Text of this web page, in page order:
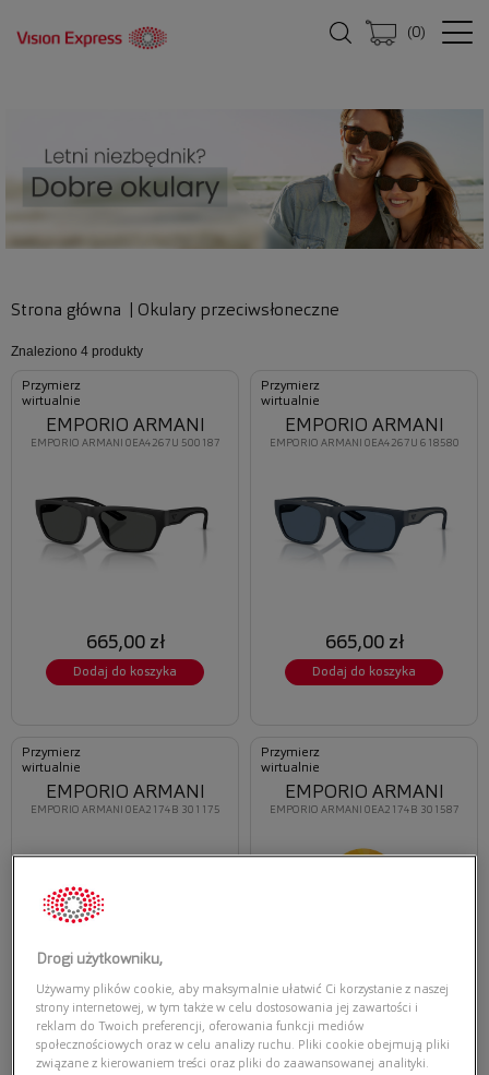
(0)
Strona główna Okulary przeciwsłoneczne
Znaleziono 4 produkty
Przymierz
wirtualnie
EMPORIO ARMANI 0EA4267U 500187
EMPORIO ARMANI
665,00 zł
Dodaj do koszyka
Przymierz
wirtualnie
EMPORIO ARMANI 0EA4267U 618580
EMPORIO ARMANI
665,00 zł
Dodaj do koszyka
Przymierz
wirtualnie
EMPORIO ARMANI 0EA2174B 301175
EMPORIO ARMANI
719,00 zł
Dodaj do koszyka
Przymierz
wirtualnie
EMPORIO ARMANI 0EA2174B 301587
EMPORIO ARMANI
719,00 zł
Dodaj do koszyka
Drogi użytkowniku,
Używamy plików cookie, aby maksymalnie ułatwić Ci korzystanie z naszej
strony internetowej, w tym także w celu dostosowania jej zawartości i
reklam do Twoich preferencji, oferowania funkcji mediów
społecznościowych oraz w celu analizy ruchu. Pliki cookie obejmują pliki
związane z kierowaniem treści oraz pliki do zaawansowanej analityki.